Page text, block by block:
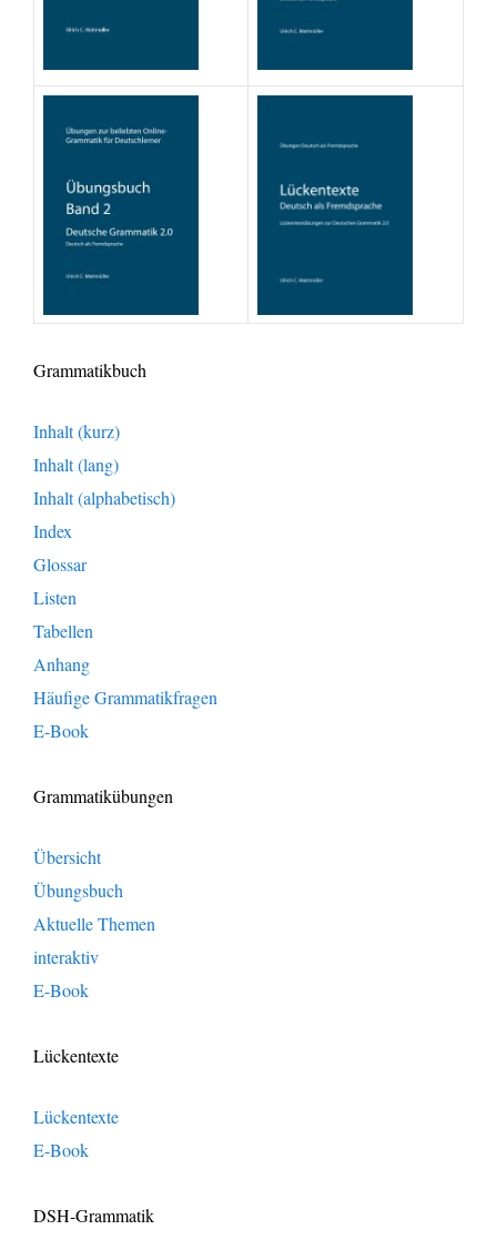
Grammatikbuch
Inhalt (kurz)
Inhalt (lang)
Inhalt (alphabetisch)
Index
Glossar
Listen
Tabellen
Anhang
Häufige Grammatikfragen
E-Book
Grammatikübungen
Übersicht
Übungsbuch
Aktuelle Themen
interaktiv
E-Book
Lückentexte
Lückentexte
E-Book
DSH-Grammatik